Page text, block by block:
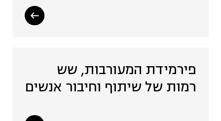
פירמידת המעורבות, שש
רמות של שיתוף וחיבור אנשים